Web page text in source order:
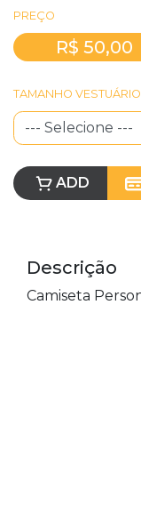
PREÇO
R$ 50,00
TAMANHO VESTUÁRIO
ADD
Descrição
Camiseta